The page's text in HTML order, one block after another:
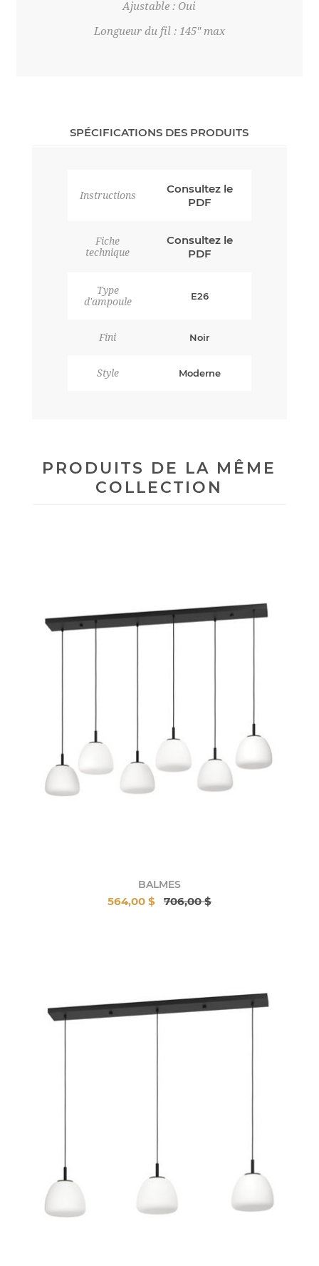
Ajustable : Oui
Longueur du fil : 145" max
SPÉCIFICATIONS DES PRODUITS
Instructions
Consultez le
PDF
Fiche
technique
Consultez le
PDF
Type
d'ampoule
E26
Fini Noir
Style Moderne
PRODUITS DE LA MÊME
COLLECTION
BALMES
564,00 $ 706,00 $